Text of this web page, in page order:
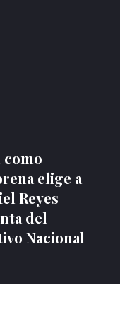
como
elige a
Reyes
del
Nacional